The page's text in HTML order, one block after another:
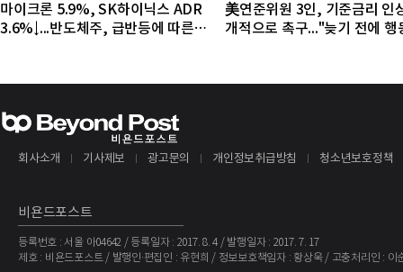
마이크론 5.9%, SK하이닉스 ADR
3.6%↓...반도체주, 급반등에 따른
美연준위원 3인, 기준금리 인
개적으로 촉구..."늦기 전에 행
회사소개 기사제보 광고문의 개인정보취급방침 청소년보호정책
비욘드포스트
등록번호 : 서울 아04642 / 등록일자 : 2017. 8. 4 / 발행일자 : 2017. 7. 17
제호 : 비욘드포스트 / 발행인·편집인 : 유현희 / 정보보호책임자 : 황상욱 / 고충처리인 : 이